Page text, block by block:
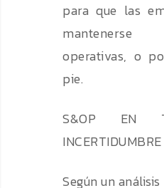
para que las
mantenerse
operativas, o
pie.
S&OP EN
INCERTIDUMBRE
Según un